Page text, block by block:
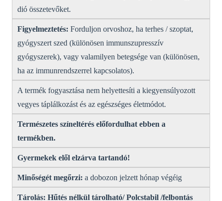
dió összetevőket.
Figyelmeztetés: Forduljon orvoshoz, ha terhes / szoptat,
gyógyszert szed (különösen immunszupresszív
gyógyszerek), vagy valamilyen betegsége van (különösen,
ha az immunrendszerrel kapcsolatos).
A termék fogyasztása nem helyettesíti a kiegyensúlyozott
vegyes táplálkozást és az egészséges életmódot.
Természetes színeltérés előfordulhat ebben a
termékben.
Gyermekek elől elzárva tartandó!
Minőségét megőrzi: a dobozon jelzett hónap végéig
Tárolás: Hűtés nélkül tárolható/ Polcstabil /felbontás